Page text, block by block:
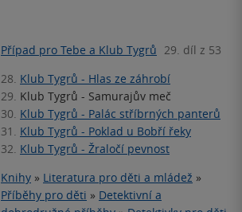
Případ pro Tebe a Klub Tygrů 29. díl z 53
28. Klub Tygrů - Hlas ze záhrobí
29. Klub Tygrů - Samurajův meč
30. Klub Tygrů - Palác stříbrných panterů
31. Klub Tygrů - Poklad u Bobří řeky
32. Klub Tygrů - Žraločí pevnost
Knihy » Literatura pro děti a mládež »
Příběhy pro děti » Detektivní a